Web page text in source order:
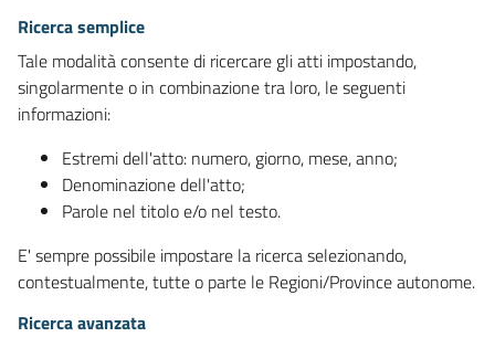
Ricerca semplice
Tale modalità consente di ricercare gli atti impostando,
singolarmente o in combinazione tra loro, le seguenti
informazioni:
Estremi dell'atto: numero, giorno, mese, anno;
Denominazione dell'atto;
Parole nel titolo e/o nel testo.
E' sempre possibile impostare la ricerca selezionando,
contestualmente, tutte o parte le Regioni/Province autonome.
Ricerca avanzata